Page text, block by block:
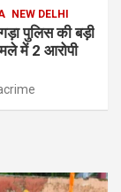
NEW DELHI
पुलिस की बड़ी
में 2 आरोपी